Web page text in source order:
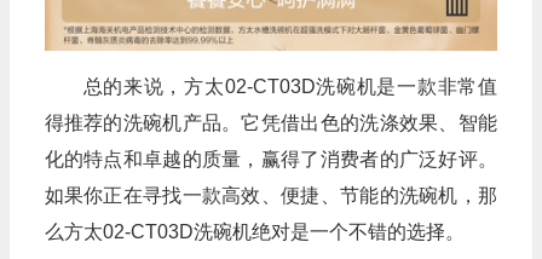
总的来说，方太02-CT03D洗碗机是一款非常值
得推荐的洗碗机产品。它凭借出色的洗涤效果、智能
化的特点和卓越的质量，赢得了消费者的广泛好评。
如果你正在寻找一款高效、便捷、节能的洗碗机，那
么方太02-CT03D洗碗机绝对是一个不错的选择。